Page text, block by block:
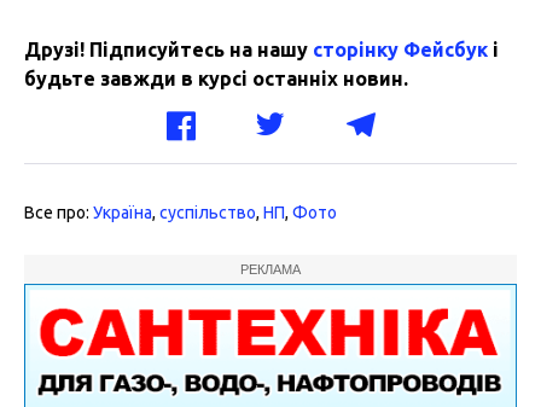
Друзі! Підписуйтесь на нашу сторінку Фейсбук і
будьте завжди в курсі останніх новин.
Все про: Україна, суспільство, НП, Фото
РЕКЛАМА